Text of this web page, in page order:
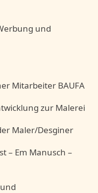
und
Mitarbeiter BAUFA
zur Malerei
Maler/Desginer
– Em Manusch –